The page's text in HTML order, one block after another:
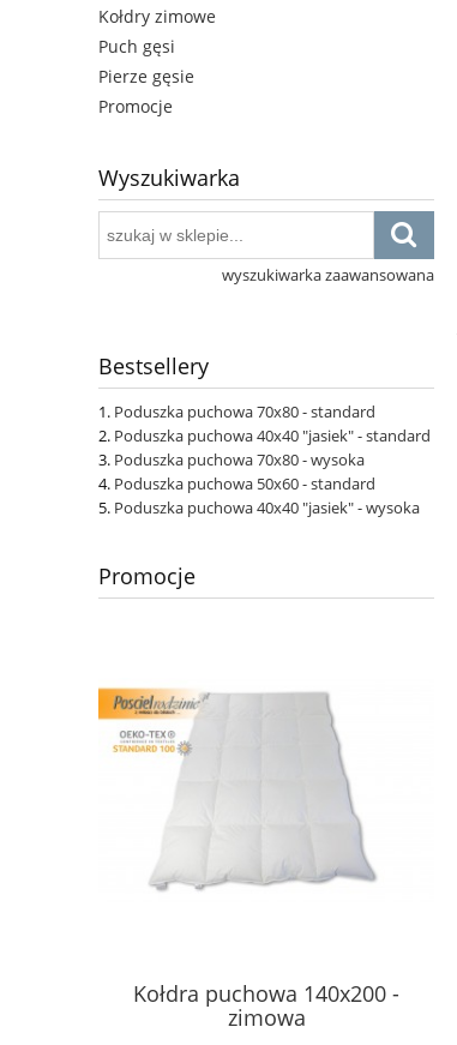
Kołdry zimowe
Puch gęsi
Pierze gęsie
Promocje
Wyszukiwarka
wyszukiwarka zaawansowana
Bestsellery
Poduszka puchowa 70x80 - standard
Poduszka puchowa 40x40 "jasiek" - standard
Poduszka puchowa 70x80 - wysoka
Poduszka puchowa 50x60 - standard
Poduszka puchowa 40x40 "jasiek" - wysoka
Promocje
Kołdra puchowa 140x200 -
zimowa